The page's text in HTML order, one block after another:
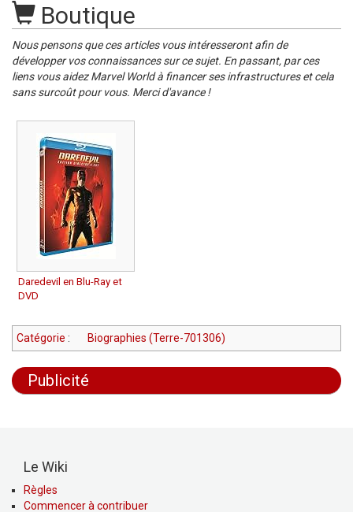
Boutique
Nous pensons que ces articles vous intéresseront afin de
développer vos connaissances sur ce sujet. En passant, par ces
liens vous aidez Marvel World à financer ses infrastructures et cela
sans surcoût pour vous. Merci d'avance !
Daredevil en Blu-Ray et
DVD
Catégorie : Biographies (Terre-701306)
Publicité
Le Wiki
Règles
Commencer à contribuer